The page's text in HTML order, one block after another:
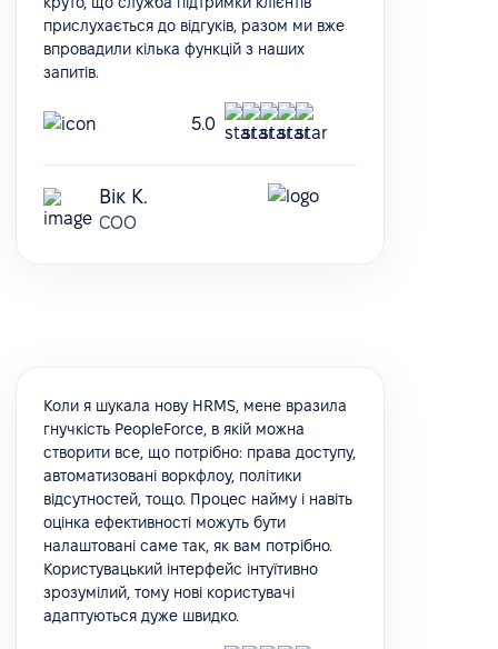
прислухається до відгуків, разом ми вже
впровадили кілька функцій з наших
запитів.
5.0
Вік К.
COO
Коли я шукала нову HRMS, мене вразила
гнучкість PeopleForce, в якій можна
створити все, що потрібно: права доступу,
автоматизовані воркфлоу, політики
відсутностей, тощо. Процес найму і навіть
оцінка ефективності можуть бути
налаштовані саме так, як вам потрібно.
Користувацький інтерфейс інтуїтивно
зрозумілий, тому нові користувачі
адаптуються дуже швидко.